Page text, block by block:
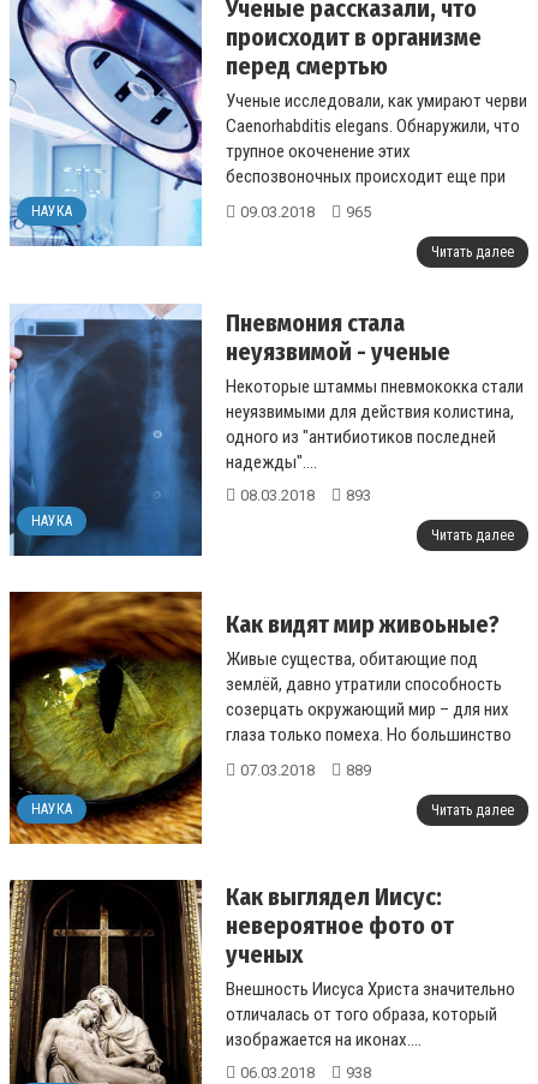
НАУКА
Ученые рассказали, что
происходит в организме
перед смертью
Ученые исследовали, как умирают черви
Caenorhabditis elegans. Обнаружили, что
трупное окоченение этих
беспозвоночных происходит еще при
жизни. Этот процесс похож на старение
09.03.2018 965
Читать далее
НАУКА
Пневмония стала
неуязвимой - ученые
Некоторые штаммы пневмококка стали
неуязвимыми для действия колистина,
одного из "антибиотиков последней
надежды"....
08.03.2018 893
Читать далее
НАУКА
Как видят мир живоьные?
Живые существа, обитающие под
землёй, давно утратили способность
созерцать окружающий мир – для них
глаза только помеха. Но большинство
наземных жителей обладают зрением,
07.03.2018 889
Читать далее
Как выглядел Иисус:
невероятное фото от
ученых
Внешность Иисуса Христа значительно
отличалась от того образа, который
изображается на иконах....
06.03.2018 938